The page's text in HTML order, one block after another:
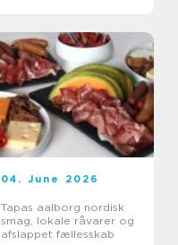
04. June 2026
Tapas aalborg nordisk
smag, lokale råvarer og
afslappet fællesskab